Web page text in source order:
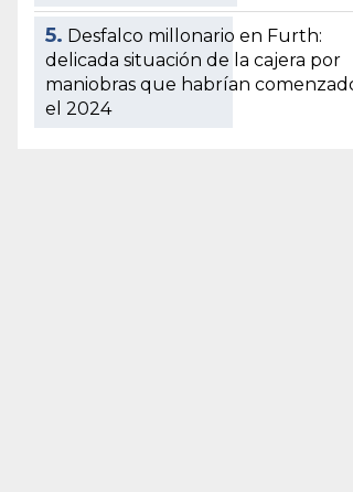
5. Desfalco millonario en Furth:
delicada situación de la cajera por
maniobras que habrían
el 2024